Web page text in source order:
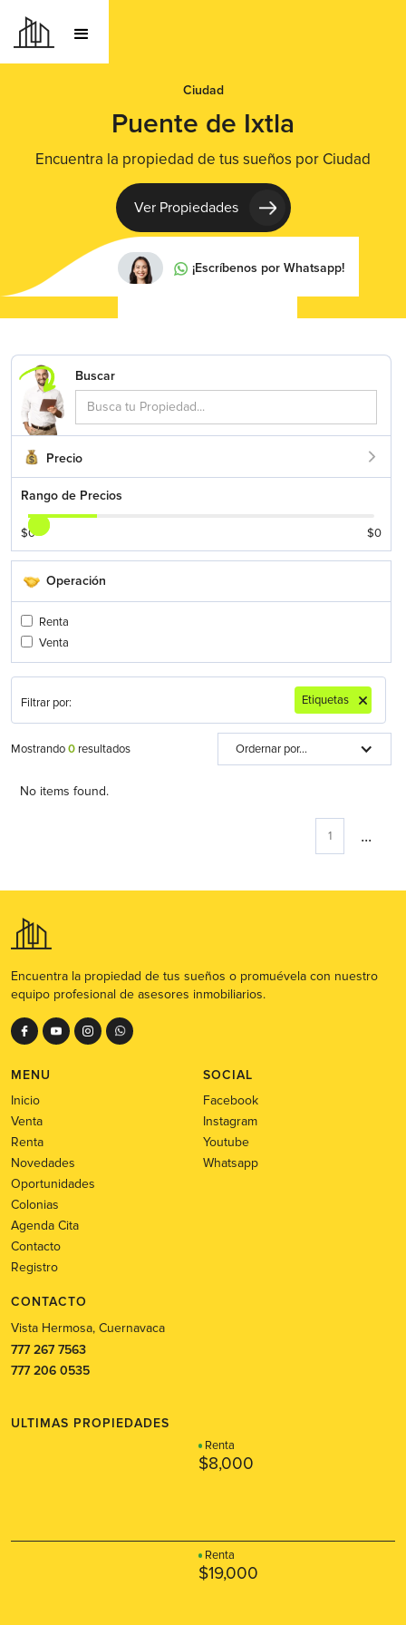
Ciudad
Puente de Ixtla
Encuentra la propiedad de tus sueños por Ciudad
Ver Propiedades
¡Escríbenos por Whatsapp!
Buscar
Precio
Rango de Precios
$0 $0
Operación
Renta
Venta
Filtrar por: Etiquetas
Mostrando0 resultados Ordernar por...
No items found.
1 ...
Encuentra la propiedad de tus sueños o promuévela con nuestro
equipo profesional de asesores inmobiliarios.
MENU
Inicio
Venta
Renta
Novedades
Oportunidades
Colonias
Agenda Cita
Contacto
Registro
SOCIAL
Facebook
Instagram
Youtube
Whatsapp
CONTACTO
Vista Hermosa, Cuernavaca
777 267 7563
777 206 0535
ULTIMAS PROPIEDADES
Renta
$8,000
Renta
$19,000